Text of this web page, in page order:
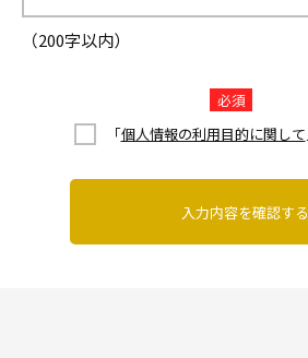
（200字以内）
必須
「個人情報の利用目的に関して
入力内容を確認する